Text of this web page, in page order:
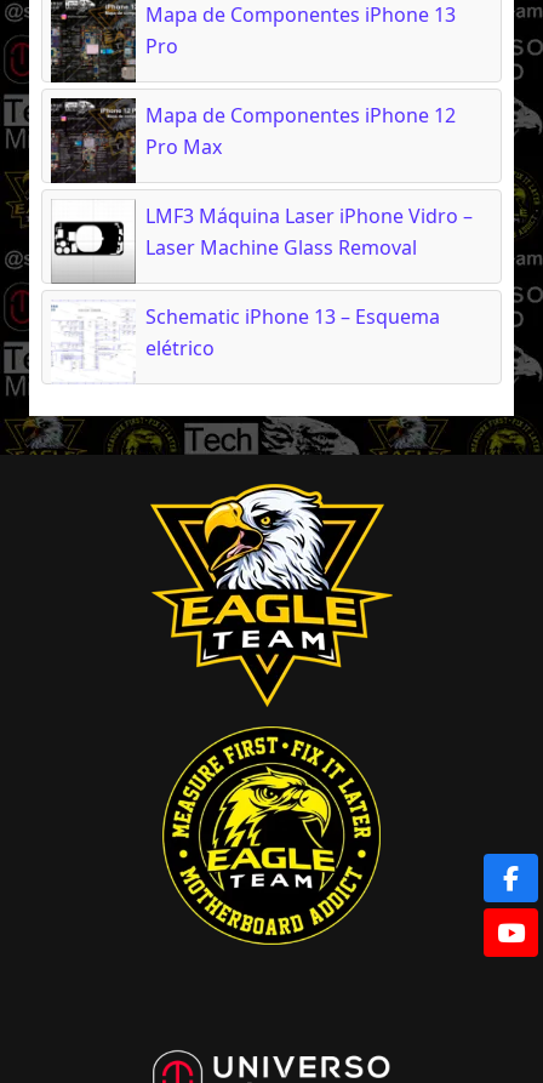
Mapa de Componentes iPhone 13
Pro
Mapa de Componentes iPhone 12
Pro Max
LMF3 Máquina Laser iPhone Vidro –
Laser Machine Glass Removal
Schematic iPhone 13 – Esquema
elétrico